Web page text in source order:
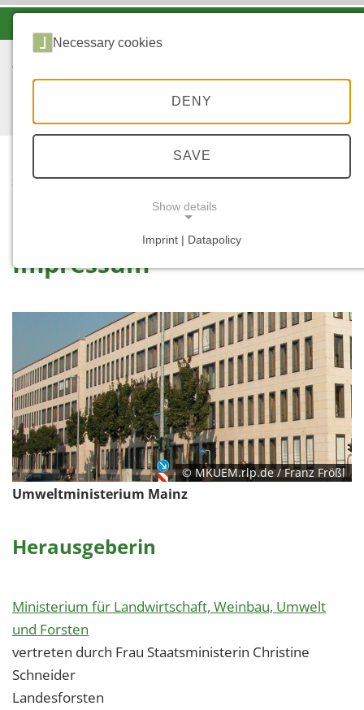
START
...
Impressum
© MKUEM.rlp.de / Franz Frößl
Umweltministerium Mainz
Herausgeberin
Ministerium für Landwirtschaft, Weinbau, Umwelt
und Forsten
vertreten durch Frau Staatsministerin Christine
Schneider
Landesforsten
Necessary cookies
DENY
SAVE
Show details
Imprint | Datapolicy